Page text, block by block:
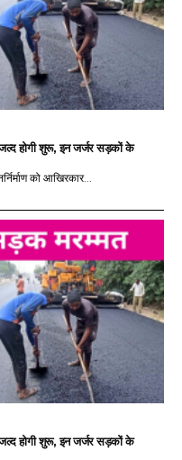
होगी शुरू, इन जर्जर सड़कों के
को आखिरकार...
होगी शुरू, इन जर्जर सड़कों के